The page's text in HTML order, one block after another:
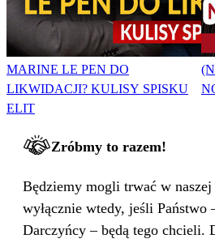
MARINE LE PEN DO
LIKWIDACJI? KULISY SPISKU
ELIT
Zróbmy to razem!
Będziemy mogli trwać w
wyłącznie wtedy, jeśli
Darczyńcy – będą tego chcieli.